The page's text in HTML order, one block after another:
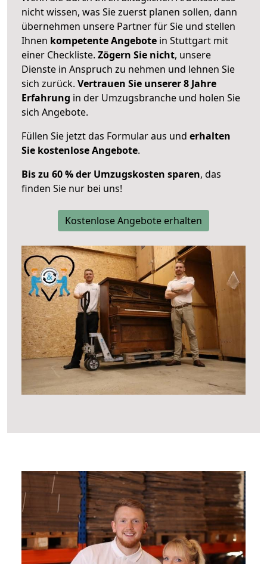
nicht wissen, was Sie zuerst planen sollen, dann
übernehmen unsere Partner für Sie und stellen
Ihnen kompetente Angebote in Stuttgart mit
einer Checkliste. Zögern Sie nicht, unsere
Dienste in Anspruch zu nehmen und lehnen Sie
sich zurück. Vertrauen Sie unserer 8 Jahre
Erfahrung in der Umzugsbranche und holen Sie
sich Angebote.
Füllen Sie jetzt das Formular aus und erhalten
Sie kostenlose Angebote.
Bis zu 60 % der Umzugskosten sparen, das
finden Sie nur bei uns!
Kostenlose Angebote erhalten